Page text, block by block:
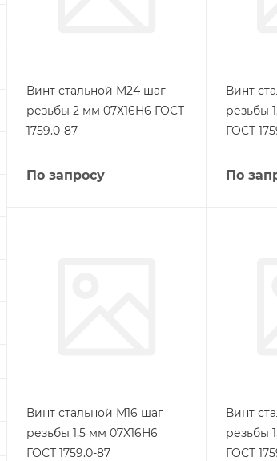
Винт стальной М24 шаг
резьбы 2 мм 07Х16Н6 ГОСТ
1759.0-87
По запросу
Винт
резьбы
ГОСТ
По
Винт стальной М16 шаг
резьбы 1,5 мм 07Х16Н6
ГОСТ 1759.0-87
Винт
резьбы
ГОСТ